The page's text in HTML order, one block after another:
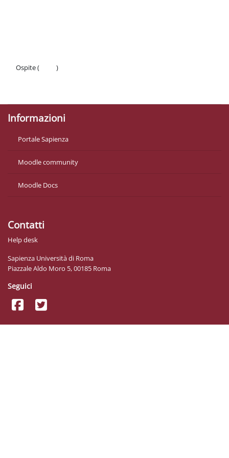
Ospite (
)
Informazioni
Portale Sapienza
Moodle community
Moodle Docs
Contatti
Help desk
Sapienza Università di Roma
Piazzale Aldo Moro 5, 00185 Roma
Seguici